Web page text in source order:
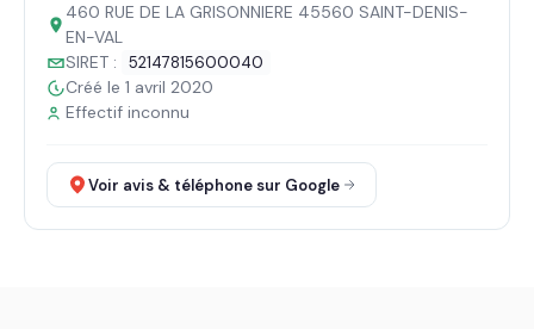
460 RUE DE LA GRISONNIERE 45560 SAINT-DENIS-
EN-VAL
SIRET :
52147815600040
Créé le 1 avril 2020
Effectif inconnu
Voir avis & téléphone sur Google